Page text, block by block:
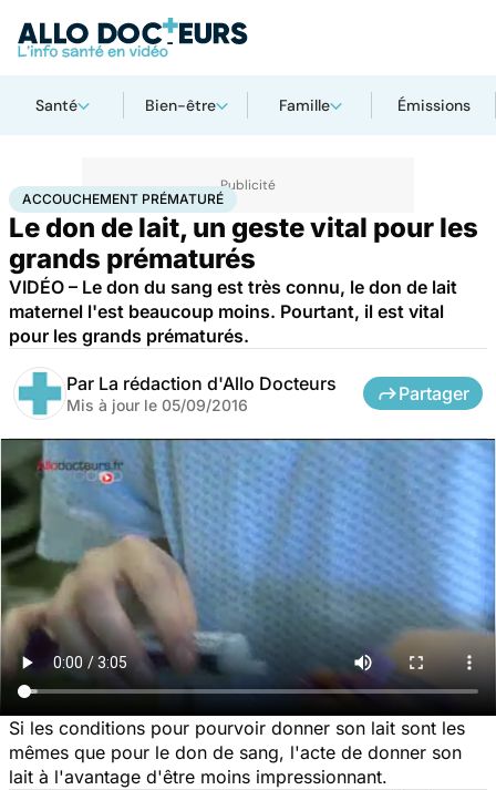
Santé Bien-être Famille Émissions
AccueilFamilleGrossesseAccouchement prématuré
ACCOUCHEMENT PRÉMATURÉ
Le don de lait, un geste vital pour les
grands prématurés
VIDÉO – Le don du sang est très connu, le don de lait
maternel l'est beaucoup moins. Pourtant, il est vital
pour les grands prématurés.
Par La rédaction d'Allo Docteurs
Mis à jour le 05/09/2016
Partager
Si les conditions pour pourvoir donner son lait sont les
mêmes que pour le don de sang, l'acte de donner son
lait à l'avantage d'être moins impressionnant.